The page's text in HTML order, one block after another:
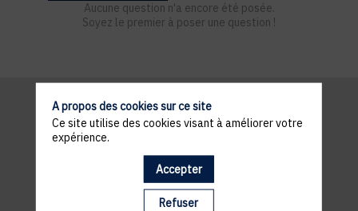
Aucune question n'a encore été posée.
Soyez le premier à poser une question !
Informations
pratiques
A propos des cookies sur ce site
Ce site utilise des cookies visant à améliorer votre
expérience.
Accepter
Refuser